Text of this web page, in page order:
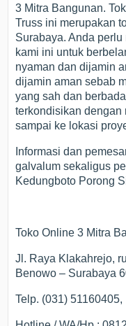
3 Mitra Bangunan.
Truss ini merupakan
Surabaya. Anda
kami ini untuk
nyaman dan dijamin
dijamin aman sebab
yang sah dan
terkondisikan dengan
sampai ke lokasi
Informasi dan
galvalum sekaligus
Kedungboto Porong
Toko Online 3 Mitra
Jl. Raya Klakahrejo,
Benowo – Surabaya
Telp. (031) 51160405,